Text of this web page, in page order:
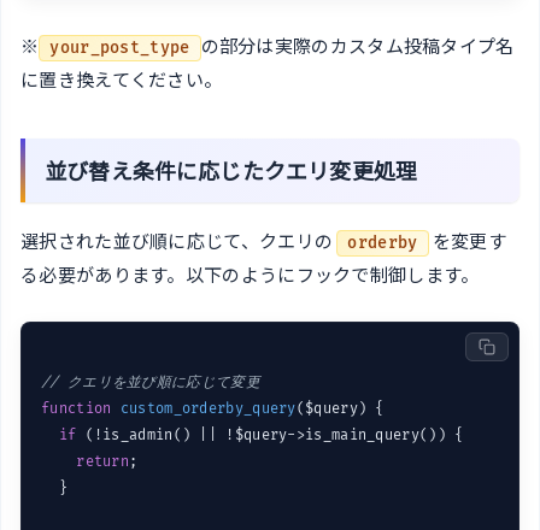
※ your_post_type の部分は実際のカスタム投稿タイプ名
に置き換えてください。
並び替え条件に応じたクエリ変更処理
選択された並び順に応じて、クエリの orderby を変更す
る必要があります。以下のようにフックで制御します。
// クエリを並び順に応じて変更
function
custom_orderby_query($query) {
if (!is_admin() || !$query->is_main_query()) {
return ;
  }